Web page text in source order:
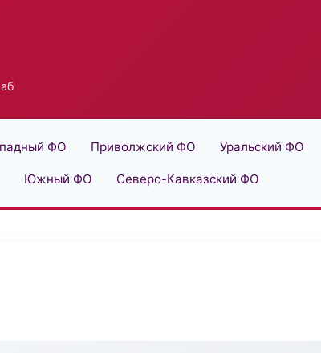
ФО Приволжский ФО Уральский ФО
Южный ФО Северо-Кавказский ФО